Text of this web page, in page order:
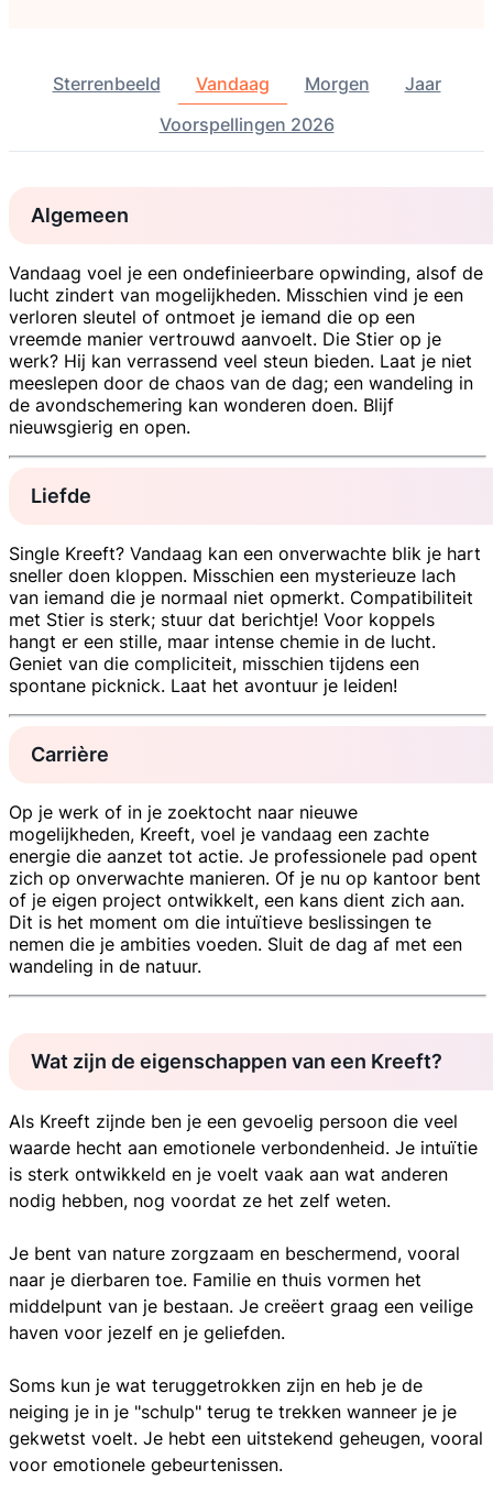
Sterrenbeeld Vandaag Morgen
Jaar
Voorspellingen 2026
Algemeen
Vandaag voel je een ondefinieerbare opwinding, alsof de
lucht zindert van mogelijkheden. Misschien vind je een
verloren sleutel of ontmoet je iemand die op een
vreemde manier vertrouwd aanvoelt. Die Stier op je
werk? Hij kan verrassend veel steun bieden. Laat je niet
meeslepen door de chaos van de dag; een wandeling in
de avondschemering kan wonderen doen. Blijf
nieuwsgierig en open.
Liefde
Single Kreeft? Vandaag kan een onverwachte blik je hart
sneller doen kloppen. Misschien een mysterieuze lach
van iemand die je normaal niet opmerkt. Compatibiliteit
met Stier is sterk; stuur dat berichtje! Voor koppels
hangt er een stille, maar intense chemie in de lucht.
Geniet van die compliciteit, misschien tijdens een
spontane picknick. Laat het avontuur je leiden!
Carrière
Op je werk of in je zoektocht naar nieuwe
mogelijkheden, Kreeft, voel je vandaag een zachte
energie die aanzet tot actie. Je professionele pad opent
zich op onverwachte manieren. Of je nu op kantoor bent
of je eigen project ontwikkelt, een kans dient zich aan.
Dit is het moment om die intuïtieve beslissingen te
nemen die je ambities voeden. Sluit de dag af met een
wandeling in de natuur.
Wat zijn de eigenschappen van een Kreeft?
Als Kreeft zijnde ben je een gevoelig persoon die veel
waarde hecht aan emotionele verbondenheid. Je intuïtie
is sterk ontwikkeld en je voelt vaak aan wat anderen
nodig hebben, nog voordat ze het zelf weten.
Je bent van nature zorgzaam en beschermend, vooral
naar je dierbaren toe. Familie en thuis vormen het
middelpunt van je bestaan. Je creëert graag een veilige
haven voor jezelf en je geliefden.
Soms kun je wat teruggetrokken zijn en heb je de
neiging je in je "schulp" terug te trekken wanneer je je
gekwetst voelt. Je hebt een uitstekend geheugen, vooral
voor emotionele gebeurtenissen.